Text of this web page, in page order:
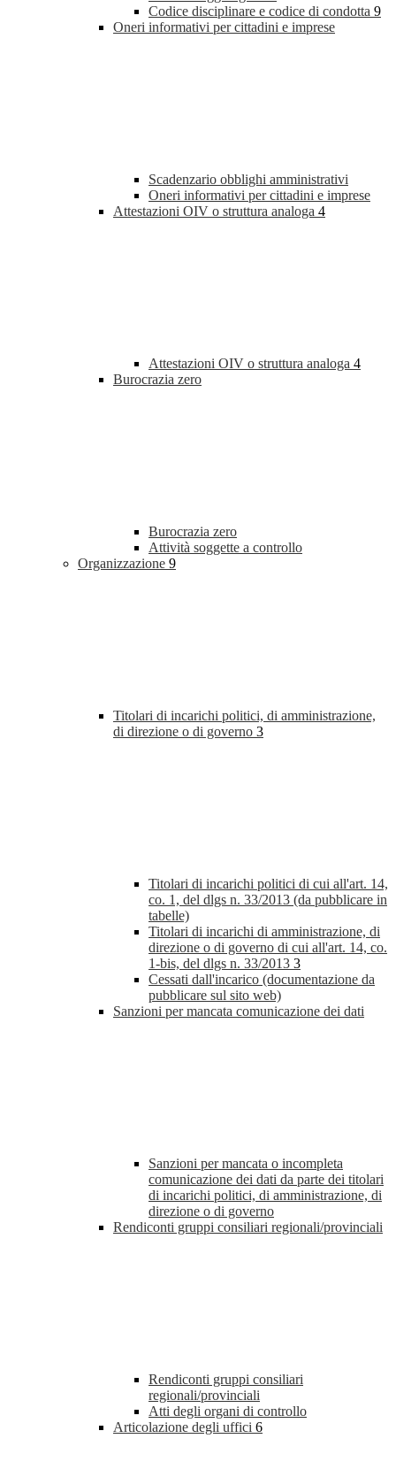
Codice disciplinare e codice di condotta 9
Oneri informativi per cittadini e imprese
Scadenzario obblighi amministrativi
Oneri informativi per cittadini e imprese
Attestazioni OIV o struttura analoga 4
Attestazioni OIV o struttura analoga 4
Burocrazia zero
Burocrazia zero
Attività soggette a controllo
Organizzazione 9
Titolari di incarichi politici, di amministrazione,
di direzione o di governo 3
Titolari di incarichi politici di cui all'art. 14,
co. 1, del dlgs n. 33/2013 (da pubblicare in
tabelle)
Titolari di incarichi di amministrazione, di
direzione o di governo di cui all'art. 14, co.
1-bis, del dlgs n. 33/2013 3
Cessati dall'incarico (documentazione da
pubblicare sul sito web)
Sanzioni per mancata comunicazione dei dati
Sanzioni per mancata o incompleta
comunicazione dei dati da parte dei titolari
di incarichi politici, di amministrazione, di
direzione o di governo
Rendiconti gruppi consiliari regionali/provinciali
Rendiconti gruppi consiliari
regionali/provinciali
Atti degli organi di controllo
Articolazione degli uffici 6